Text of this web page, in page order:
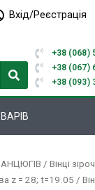
Вхід/Реєстрація
+38 (068)
+38 (067)
+38 (093)
/ Вінці
z = 28; t=19.05 /